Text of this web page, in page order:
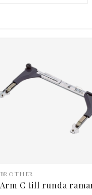
BROTHER
Arm C till runda